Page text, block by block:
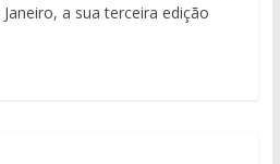
a sua terceira edição